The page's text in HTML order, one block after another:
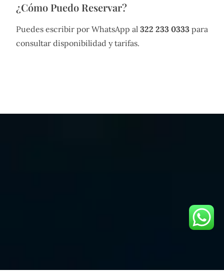
¿Cómo Puedo Reservar?
Puedes escribir por WhatsApp al 322 233 0333 para
consultar disponibilidad y tarifas.